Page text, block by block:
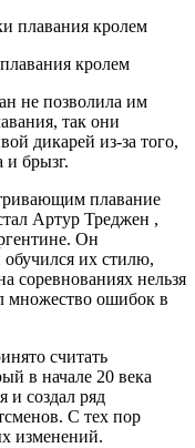
кролем
не позволила им
так они
дикарей из-за того,
и брызг.
плавание
Артур Треджен ,
Он
их стилю,
соревнованиях нельзя
множество ошибок в
считать
в начале 20 века
и создал ряд
С тех пор
изменений.